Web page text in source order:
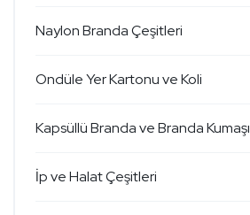
Naylon Branda Çeşitleri
Ondüle Yer Kartonu ve Koli
Kapsüllü Branda ve Branda Kumaşı
İp ve Halat Çeşitleri